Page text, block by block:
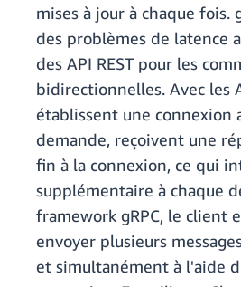
mises à jour à chaque fois.
des problèmes de latence
des API REST pour les
bidirectionnelles. Avec les
établissent une connexion
demande, reçoivent une
fin à la connexion, ce qui
supplémentaire à chaque
framework gRPC, le client
envoyer plusieurs
et simultanément à l'aide